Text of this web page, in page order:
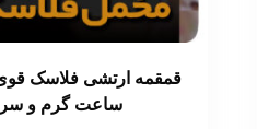
ساعت گرم و